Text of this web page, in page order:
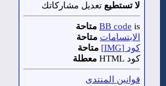
لا تستطيع تعديل مشاركاتك
BB code is
متاحة
الابتسامات متاحة
كود [IMG]
متاحة
كود HTML
معطلة
قوانين المنتدى